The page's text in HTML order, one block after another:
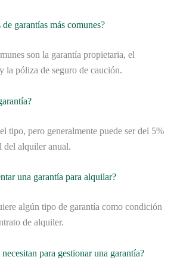
garantías más comunes?
son la garantía propietaria, el
la póliza de seguro de caución.
tipo, pero generalmente puede ser del 5%
del alquiler anual.
una garantía para alquilar?
algún tipo de garantía como condición
de alquiler.
para gestionar una garantía?